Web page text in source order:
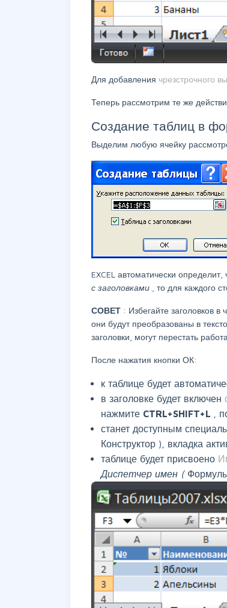
Для добавления чрезстрочного
Теперь рассмотрим те же
Создание таблиц в
Выделим любую ячейку
EXCEL автоматически
с заголовками
, то для каждого
СОВЕТ : Избегайте заголовков
они будут преобразованы в
заголовки, могут перестать
После нажатия кнопки ОК:
к таблице будет
в заголовке будет включен
нажмите CTRL+SHIFT+L
,
станет доступным
Конструктор ), вкладка
таблице будет присвоено
Диспетчер имен (